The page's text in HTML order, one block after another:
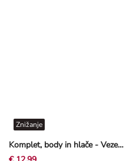
Komplet, body in hlače - Vezenine - svetlo roza
Znižanje